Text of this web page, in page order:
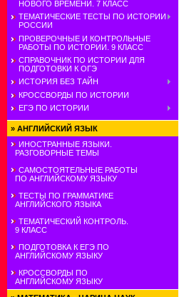
НОВОГО ВРЕМЕНИ. 7 КЛАСС
ТЕМАТИЧЕСКИЕ ТЕСТЫ ПО ИСТОРИИ
РОССИИ
ПРОВЕРОЧНЫЕ И КОНТРОЛЬНЫЕ
РАБОТЫ ПО ИСТОРИИ. 9 КЛАСС
СПРАВОЧНИК ПО ИСТОРИИ ДЛЯ
ПОДГОТОВКИ К ОГЭ
ИСТОРИЯ БЕЗ ТАЙН
КРОССВОРДЫ ПО ИСТОРИИ
ЕГЭ ПО ИСТОРИИ
» АНГЛИЙСКИЙ ЯЗЫК
ИНОСТРАННЫЕ ЯЗЫКИ.
РАЗГОВОРНЫЕ ТЕМЫ
САМОСТОЯТЕЛЬНЫЕ РАБОТЫ
ПО АНГЛИЙСКОМУ ЯЗЫКУ
ТЕСТЫ ПО ГРАММАТИКЕ
АНГЛИЙСКОГО ЯЗЫКА
ТЕМАТИЧЕСКИЙ КОНТРОЛЬ.
9 КЛАСС
ПОДГОТОВКА К ЕГЭ ПО
АНГЛИЙСКОМУ ЯЗЫКУ
КРОССВОРДЫ ПО
АНГЛИЙСКОМУ ЯЗЫКУ